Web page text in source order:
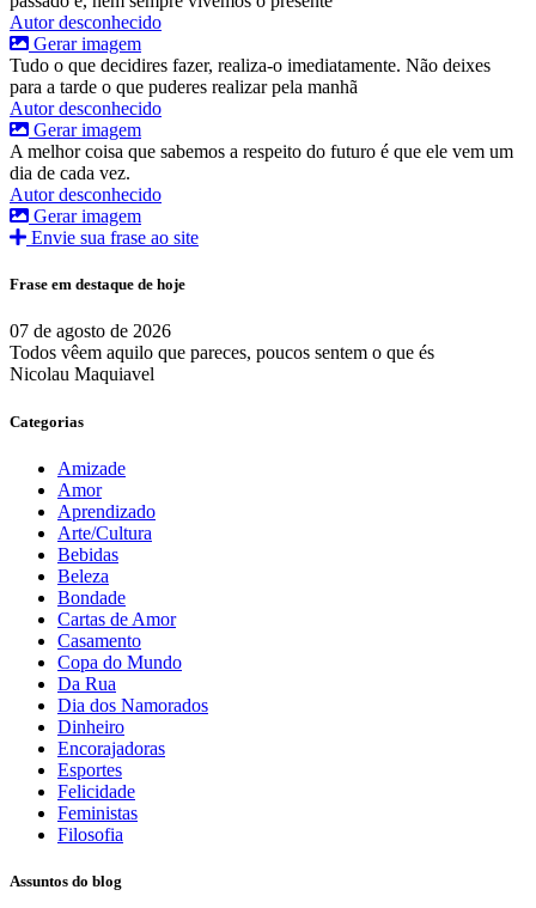
Autor desconhecido
Gerar imagem
Tudo o que decidires fazer, realiza-o imediatamente. Não deixes
para a tarde o que puderes realizar pela manhã
Autor desconhecido
Gerar imagem
A melhor coisa que sabemos a respeito do futuro é que ele vem um
dia de cada vez.
Autor desconhecido
Gerar imagem
Envie sua frase ao site
Frase em destaque de hoje
07 de agosto de 2026
Todos vêem aquilo que pareces, poucos sentem o que és
Nicolau Maquiavel
Categorias
Amizade
Amor
Aprendizado
Arte/Cultura
Bebidas
Beleza
Bondade
Cartas de Amor
Casamento
Copa do Mundo
Da Rua
Dia dos Namorados
Dinheiro
Encorajadoras
Esportes
Felicidade
Feministas
Filosofia
Assuntos do blog